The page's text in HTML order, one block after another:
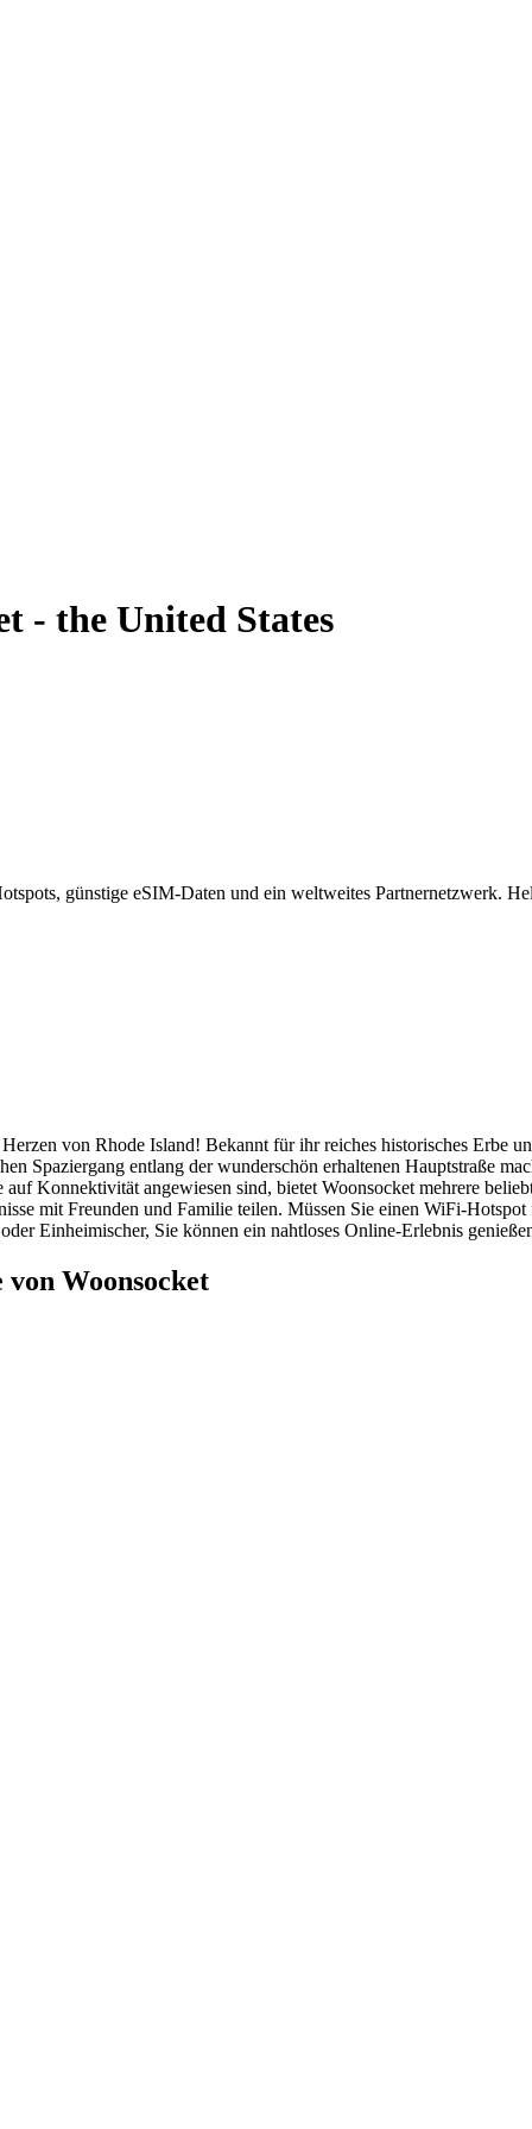
- the United States
günstige eSIM-Daten und ein weltweites Partnernetzwerk.
von Rhode Island! Bekannt für ihr reiches historisches Erbe
Spaziergang entlang der wunderschön erhaltenen Hauptstraße
Konnektivität angewiesen sind, bietet Woonsocket mehrere
mit Freunden und Familie teilen. Müssen Sie einen WiFi-
Einheimischer, Sie können ein nahtloses Online-Erlebnis
Woonsocket